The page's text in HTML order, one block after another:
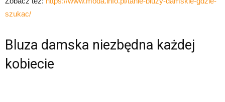
szukac/
Bluza damska niezbędna każdej
kobiecie